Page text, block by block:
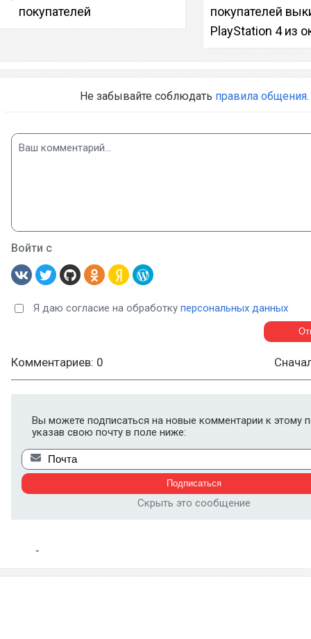
покупателей
покупателей
PlayStation 4 из
Не забывайте соблюдать правила общения.
Войти с
Я даю согласие на обработку персональных данных
Комментариев: 0
Вы можете подписаться на новые комментарии к этому
указав свою почту в поле ниже:
Скрыть это сообщение